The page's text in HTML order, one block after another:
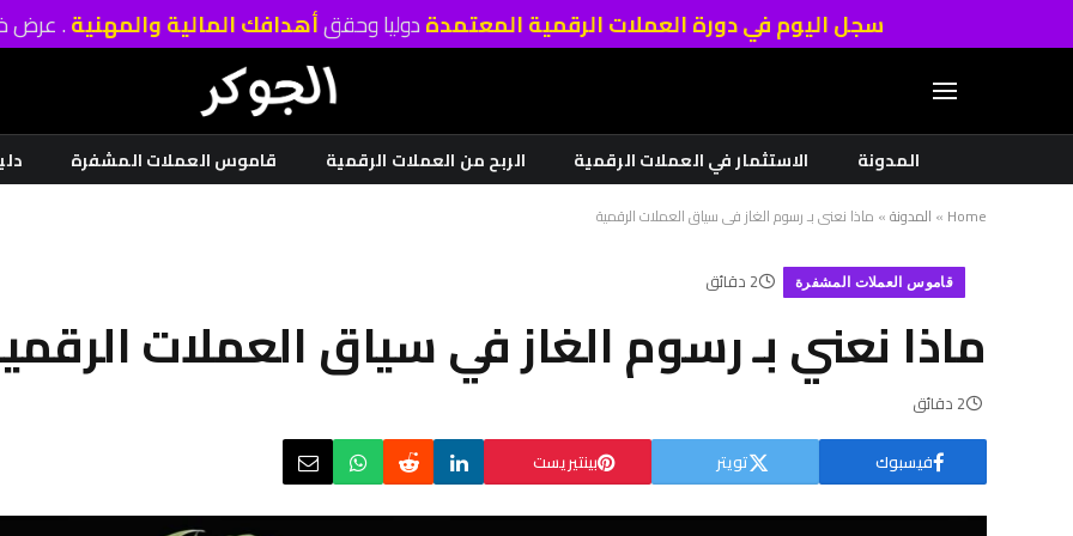
سجل اليوم في دورة العملات الرقمية المعتمدةدوليا وحققأهدافك المالية والمهنية. عرض
المدونة
الاستثمار في العملات الرقمية الربح من العملات الرقمية قاموس العملات المشفرة
Home
» المدونة» ماذا نعني بـ رسوم الغاز في سياق العملات الرقمية
قاموس العملات المشفرة 2 دقائق
ماذا نعني بـ رسوم الغاز في سياق العملات
2 دقائق
فيسبوك تويتر بينتيريست